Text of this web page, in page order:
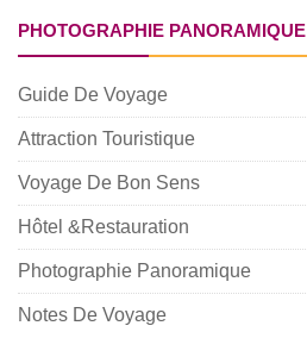
PHOTOGRAPHIE PANORAMIQUE
Guide De Voyage
Attraction Touristique
Voyage De Bon Sens
Hôtel &Restauration
Photographie Panoramique
Notes De Voyage